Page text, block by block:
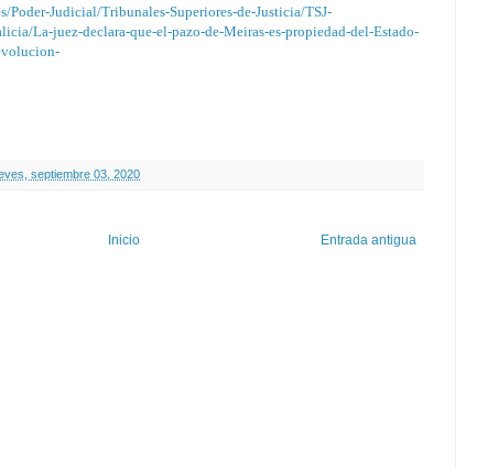
Judicial/Tribunales-Superiores-de-Justicia/TSJ-
La-juez-declara-que-el-pazo-de-Meiras-es-propiedad-del-Estado-
septiembre 03, 2020
Entrada antigua
Inicio